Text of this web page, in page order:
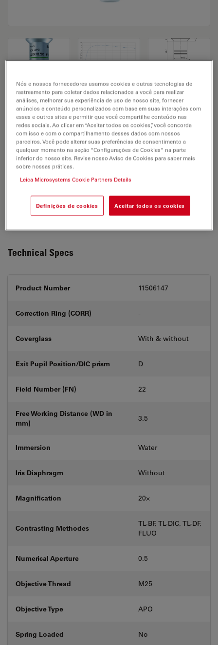
Microscope Objective HC APO L 20x/0,50
W U-V-I
SOLICITAÇÃO DE ORÇAMENTO
Discover the perfect solution. Explore
alternatives, and find the best fit for
your needs.
Technical Specs
Product Number 11506147
Correction Ring (CORR) -
Coverglass With & without
Exit Pupil Position/DIC prism D
Field Number (FN) 22
Free Working Distance (WD in
mm)
3.5
Immersion Water
Iris Diaphragm Without
Magnification 20⨉
Contrasting Methodes
TL-BF, TL-DIC, TL-DF,
FLUO
Numerical Aperture 0.5
Objective Thread M25
Objective Type APO
Spring Loaded No
Nós e nossos fornecedores usamos cookies e outras tecnologias de
rastreamento para coletar dados relacionados a você para realizar
análises, melhorar sua experiência de uso de nosso site, fornecer
anúncios e conteúdo personalizados com base em suas interações com
esses e outros sites e permitir que você compartilhe conteúdo nas
redes sociais. Ao clicar em “Aceitar todos os cookies”, você concorda
com isso e com o compartilhamento desses dados com nossos
parceiros. Você pode alterar suas preferências de consentimento a
qualquer momento na seção “Configurações de Cookies” na parte
inferior do nosso site. Revise nosso Aviso de Cookies para saber mais
sobre nossas práticas.
Leica Microsystems Cookie Partners Details
Definições de cookies Aceitar todos os cookies